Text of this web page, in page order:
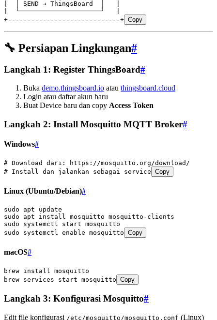
|  │ SEND → ThingsBoard  │   |
|  └─────────────────────┘   |
+-----------------------------+ Copy
🔧 Persiapan Lingkungan#
Langkah 1: Register ThingsBoard#
Buka demo.thingsboard.io atau thingsboard.cloud
Login atau daftar akun baru
Buat Device baru dan copy Access Token
Langkah 2: Install Mosquitto MQTT Broker#
Windows#
# Download dari: https://mosquitto.org/download/
# Install dan jalankan sebagai service Copy
Linux (Ubuntu/Debian)#
sudo apt update
sudo apt install mosquitto mosquitto-clients
sudo systemctl start mosquitto
sudo systemctl enable mosquitto Copy
macOS#
brew install
mosquitto
brew services start mosquitto Copy
Langkah 3: Konfigurasi Mosquitto#
Edit file konfigurasi /etc/mosquitto/mosquitto.conf (Linux)